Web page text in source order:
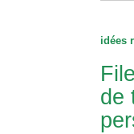
idées
de